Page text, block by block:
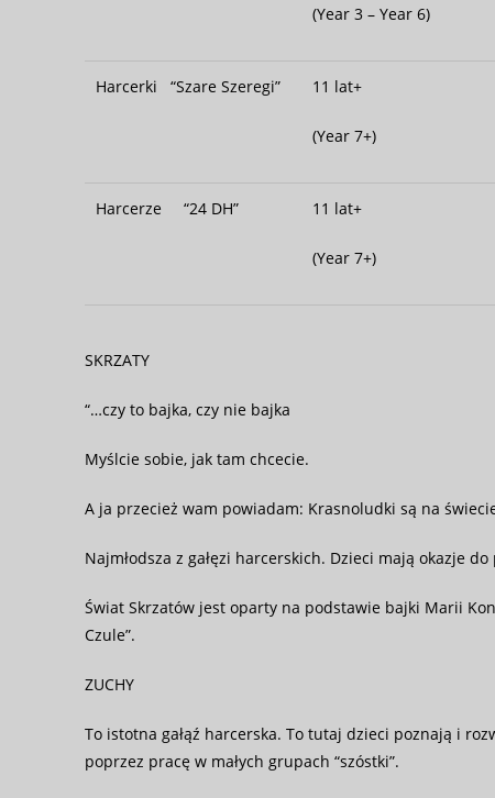
(Year 3 – Year 6)
Harcerki “Szare Szeregi” 11 lat+
(Year 7+)
Harcerze “24 DH” 11 lat+
(Year 7+)
SKRZATY
“…czy to bajka, czy nie bajka
Myślcie sobie, jak tam chcecie.
A ja przecież wam powiadam: Krasnoludki są na
Najmłodsza z gałęzi harcerskich. Dzieci mają okazje
Świat Skrzatów jest oparty na podstawie bajki Marii
Czule”.
ZUCHY
To istotna gałąź harcerska. To tutaj dzieci poznają i
poprzez pracę w małych grupach “szóstki”.